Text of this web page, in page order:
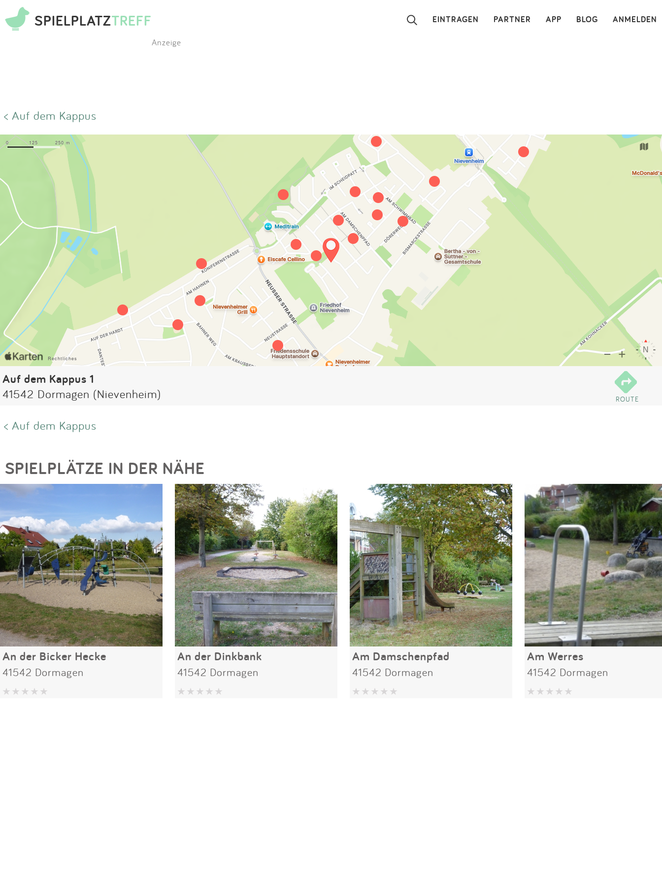
SPIELPLATZTREFF ANMELDEN
BLOG
APP
PARTNER
EINTRAGEN ×
Blog
Partner
Kontakt
Impressum
Anmelden
Anzeige
< Auf dem Kappus
Auf dem Kappus 1
41542 Dormagen (Nievenheim) ROUTE
< Auf dem Kappus
SPIELPLÄTZE IN DER NÄHE
An der Bicker Hecke
41542 Dormagen
An der Dinkbank
41542 Dormagen
Am Damschenpfad
41542 Dormagen
Am Werres
41542 Dormagen